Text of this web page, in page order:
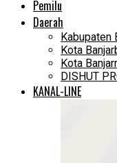
Pemilu
Daerah
Kabupaten
Kota
Kota
DISHUT
KANAL-LINE